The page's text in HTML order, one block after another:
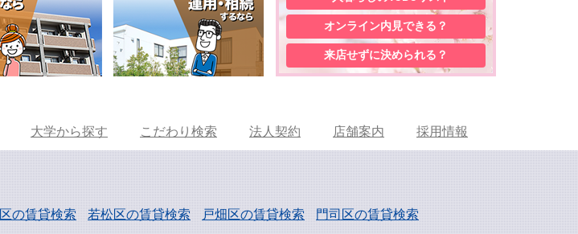
オンライン内見できる？
来店せずに決められる？
大学から探す こだわり検索 法人契約 店舗案内 採用情報
の賃貸検索 若松区の賃貸検索 戸畑区の賃貸検索
門司区の賃貸検索